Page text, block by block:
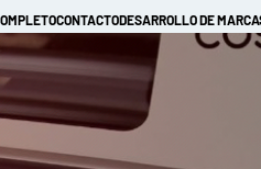
CONTACTODESARROLLO DE
NOTICIAS
TRABAJOS REALIZADOS GORRAS
EN COSTA RICAHOODIES